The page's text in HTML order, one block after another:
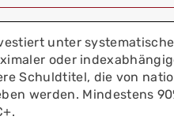
unter
oder
Schuldtitel, die von
werden. Mindestens